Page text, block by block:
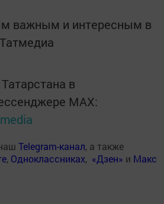
важным и интересным в
Татмедиа
в
MАХ:
Telegram-канал, а также
, Одноклассниках, «Дзен» и Макс